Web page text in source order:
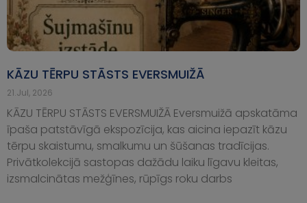
KĀZU TĒRPU STĀSTS EVERSMUIŽĀ
21.Jul, 2026
KĀZU TĒRPU STĀSTS EVERSMUIŽĀ Eversmuižā apskatāma
īpaša patstāvīgā ekspozīcija, kas aicina iepazīt kāzu
tērpu skaistumu, smalkumu un šūšanas tradīcijas.
Privātkolekcijā sastopas dažādu laiku līgavu kleitas,
izsmalcinātas mežģīnes, rūpīgs roku darbs